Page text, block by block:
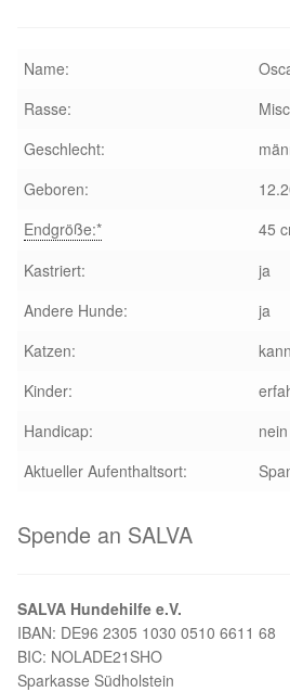
Name:
Rasse:
Geschlecht:
Geboren:
Endgröße:*
45
Kastriert:
ja
Andere Hunde:
ja
Katzen:
Kinder:
Handicap:
nein
Aktueller Aufenthaltsort:
Spende an SALVA
SALVA Hundehilfe e.V.
IBAN: DE96 2305 1030 0510 6611 68
BIC: NOLADE21SHO
Sparkasse Südholstein